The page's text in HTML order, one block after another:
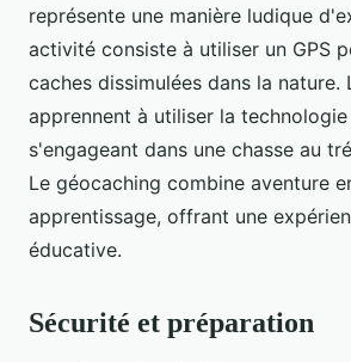
représente une manière ludique
activité consiste à utiliser un GPS
caches dissimulées dans la nature.
apprennent à utiliser la
s'engageant dans une chasse au
Le géocaching combine aventure
apprentissage, offrant une
éducative.
Sécurité et préparation